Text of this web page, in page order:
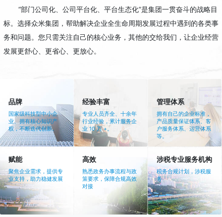
“部门公司化、公司平台化、平台生态化”是集团一贯奋斗的战略目
标。选择众米集团，帮助解决企业全生命周期发展过程中遇到的各类事
务和问题。您只需关注自己的核心业务，其他的交给我们，让企业经营
发展更舒心、更省心、更放心。
品牌
国家级科技型中小企
业、拥有核心知识产
权，不断迭代创新。
经验丰富
专业人员齐全、十余年
行业经验，累计服务企
业 10 万 +。
管理体系
拥有自己的企业标准，
产品质量保证体系、客
户服务体系、运营体系
等。
赋能
聚焦企业需求，提供专
业支持，助力稳健发展
高效
熟悉政务办事流程与政
策要求，保障合规高效
对接
涉税专业服务机构
税务合规计划，涉税服
务